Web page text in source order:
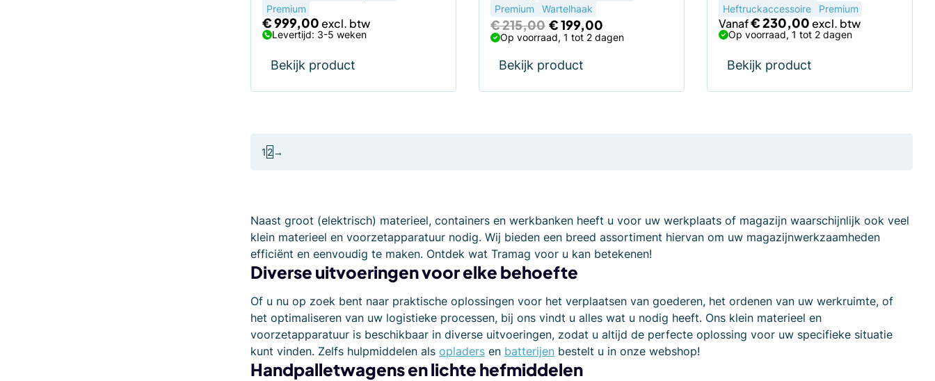
Premium
€999,00
Levertijd: 3-5 weken
Bekijk product
Premium
Wartelhaak
€215,00 Oorspronkelijke
prijs
was:
€ 215,00.
€199,00Huidige
prijs
is:
Op voorraad, 1 tot 2 dagen
Bekijk product
Heftruckaccessoire
Premium
Vanaf€230,00
Op voorraad, 1 tot 2 dagen
Bekijk product
1 2→
Naast groot (elektrisch) materieel, containers en werkbanken heeft u voor uw werkplaats of magazijn waarschijnlijk ook veel
klein materieel en voorzetapparatuur nodig. Wij bieden een breed assortiment hiervan om uw magazijnwerkzaamheden
efficiënt en eenvoudig te maken. Ontdek wat Tramag voor u kan betekenen!
Diverse uitvoeringen voor elke behoefte
Of u nu op zoek bent naar praktische oplossingen voor het verplaatsen van goederen, het ordenen van uw werkruimte, of
het optimaliseren van uw logistieke processen, bij ons vindt u alles wat u nodig heeft. Ons klein materieel en
voorzetapparatuur is beschikbaar in diverse uitvoeringen, zodat u altijd de perfecte oplossing voor uw specifieke situatie
kunt vinden. Zelfs hulpmiddelen als opladersen batterijenbestelt u in onze webshop!
Handpalletwagens en lichte hefmiddelen